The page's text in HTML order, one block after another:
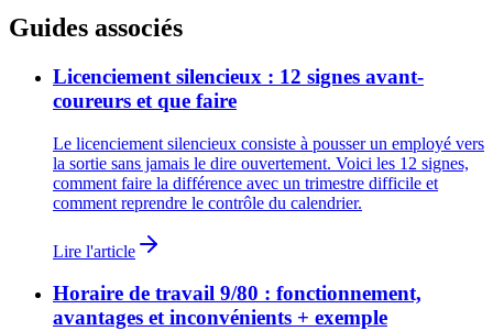
Guides associés
Licenciement silencieux : 12 signes avant-
coureurs et que faire
Le licenciement silencieux consiste à pousser un employé vers
la sortie sans jamais le dire ouvertement. Voici les 12 signes,
comment faire la différence avec un trimestre difficile et
comment reprendre le contrôle du calendrier.
Lire l'article
Horaire de travail 9/80 : fonctionnement,
avantages et inconvénients + exemple